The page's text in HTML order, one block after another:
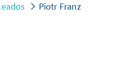
Piotr Franz